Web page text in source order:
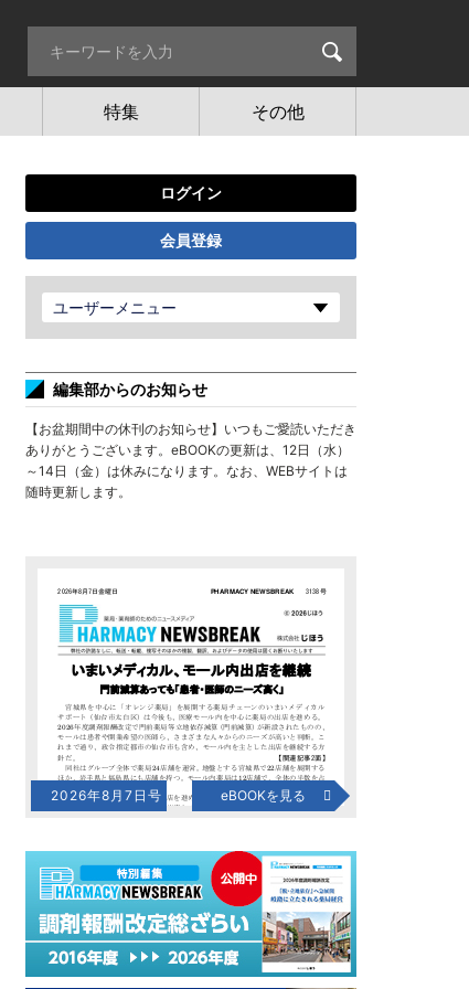
特集 その他
ログイン
会員登録
ユーザーメニュー
編集部からのお知らせ
【お盆期間中の休刊のお知らせ】いつもご愛読いただき
ありがとうございます。eBOOKの更新は、12日（水）
～14日（金）は休みになります。なお、WEBサイトは
随時更新します。
2026年8月7日号 eBOOKを見る